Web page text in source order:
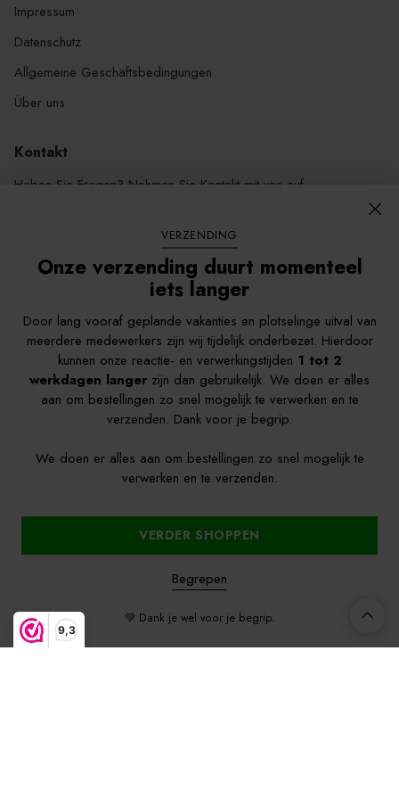
9,3
VERZENDING
Onze verzending duurt momenteel
iets langer
Door lang vooraf geplande vakanties en plotselinge uitval van
meerdere medewerkers zijn wij tijdelijk onderbezet. Hierdoor
kunnen onze reactie- en verwerkingstijden 1 tot 2
werkdagen langer zijn dan gebruikelijk. We doen er alles
aan om bestellingen zo snel mogelijk te verwerken en te
verzenden. Dank voor je begrip.
We doen er alles aan om bestellingen zo snel mogelijk te
verwerken en te verzenden.
VERDER SHOPPEN
Begrepen
💚 Dank je wel voor je begrip.
Impressum
Datenschutz
Allgemeine Geschäftsbedingungen
Über uns
Kontakt
Haben Sie Fragen? Nehmen Sie Kontakt mit uns auf.
WhatsApp
info@gemusegartenshop.de
Argonweg 26C, 3812RB, Amersfoort, Niederlande
Folgen Sie uns